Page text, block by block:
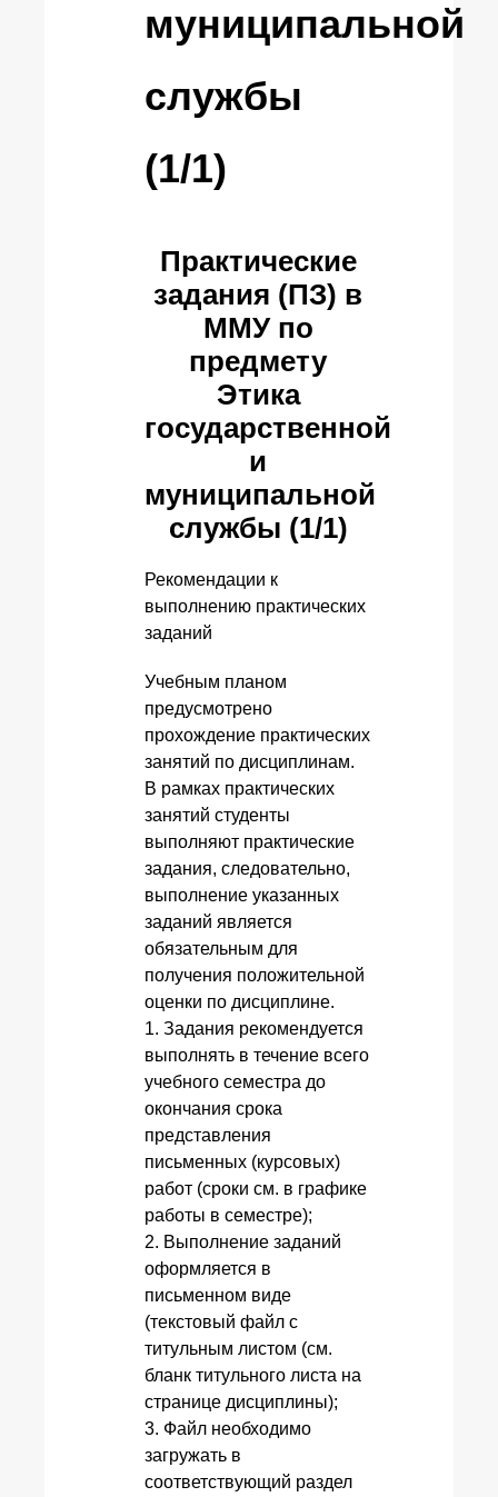
муниципальной
службы
(1/1)
Практические
задания (ПЗ) в
ММУ по
предмету
Этика
государственной
и
муниципальной
службы (1/1)
Рекомендации к
выполнению практических
заданий
Учебным планом
предусмотрено
прохождение практических
занятий по дисциплинам.
В рамках практических
занятий студенты
выполняют практические
задания, следовательно,
выполнение указанных
заданий является
обязательным для
получения положительной
оценки по дисциплине.
1. Задания рекомендуется
выполнять в течение всего
учебного семестра до
окончания срока
представления
письменных (курсовых)
работ (сроки см. в графике
работы в семестре);
2. Выполнение заданий
оформляется в
письменном виде
(текстовый файл с
титульным листом (см.
бланк титульного листа на
странице дисциплины);
3. Файл необходимо
загружать в
соответствующий раздел